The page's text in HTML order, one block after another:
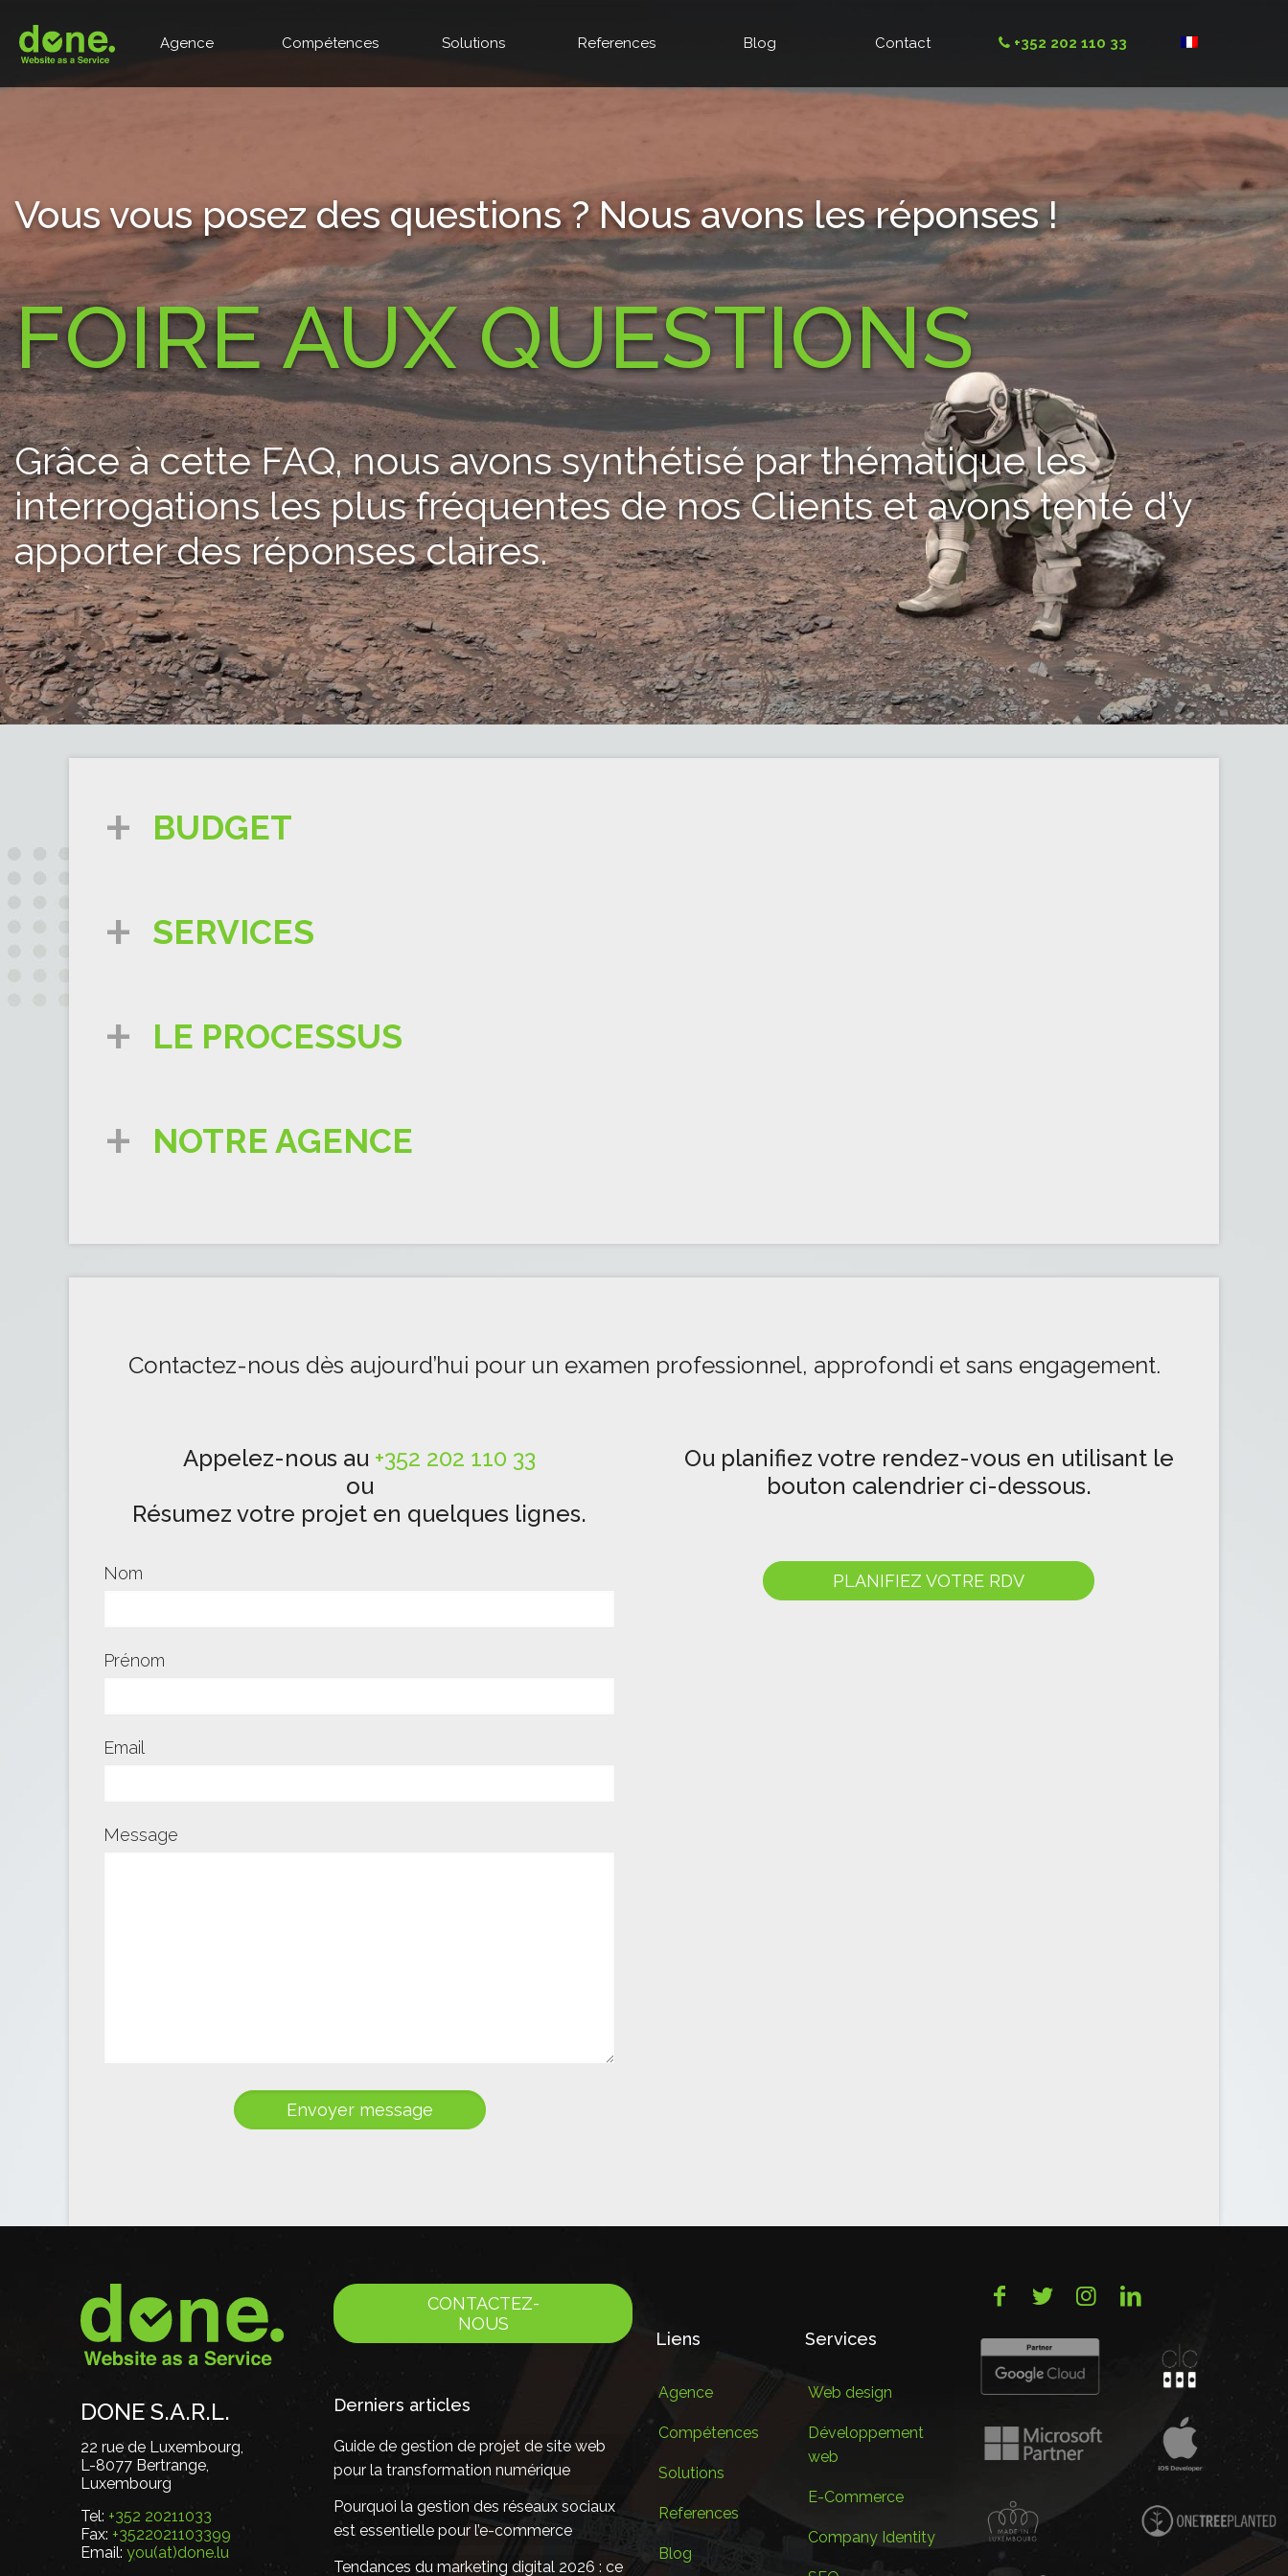
Agence Compétences Solutions References Blog Contact +352 202 110 33
Vous vous posez des questions ? Nous avons les réponses !
FOIRE AUX QUESTIONS
Grâce à cette FAQ, nous avons synthétisé par thématique les
interrogations les plus fréquentes de nos Clients et avons tenté d’y
apporter des réponses claires.
BUDGET
SERVICES
LE PROCESSUS
NOTRE AGENCE
Contactez-nous dès aujourd’hui pour un examen professionnel, approfondi et sans engagement.
Appelez-nous au +352 202 110 33
ou
Résumez votre projet en quelques lignes.
Nom
Prénom
Email
Message
Ou planifiez votre rendez-vous en utilisant le
bouton calendrier ci-dessous.
PLANIFIEZ VOTRE RDV
DONE S.A.R.L.
22 rue de Luxembourg,
L-8077 Bertrange,
Luxembourg
Tel: +352 20211033
Fax: +3522021103399
Email: you(at)done.lu
CONTACTEZ-
NOUS
Derniers articles
Guide de gestion de projet de site web
pour la transformation numérique
Pourquoi la gestion des réseaux sociaux
est essentielle pour l’e-commerce
Tendances du marketing digital 2026 : ce
Liens
Agence
Compétences
Solutions
References
Blog
Services
Web design
Développement
web
E-Commerce
Company Identity